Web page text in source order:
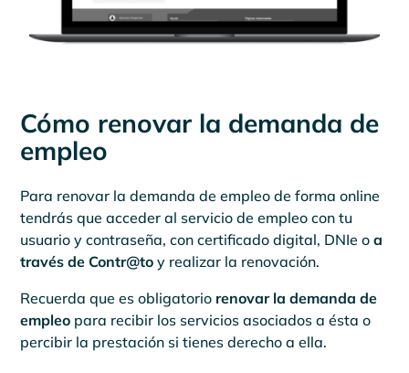
Cómo renovar la demanda de
empleo
Para renovar la demanda de empleo de forma online
tendrás que acceder al servicio de empleo con tu
usuario y contraseña, con certificado digital, DNIe oa
través de Contr@to y realizar la renovación.
Recuerda que es obligatorio renovar la demanda de
empleo para recibir los servicios asociados a ésta o
percibir la prestación si tienes derecho a ella.